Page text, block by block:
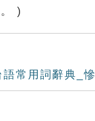
)
常用詞辭典_慘